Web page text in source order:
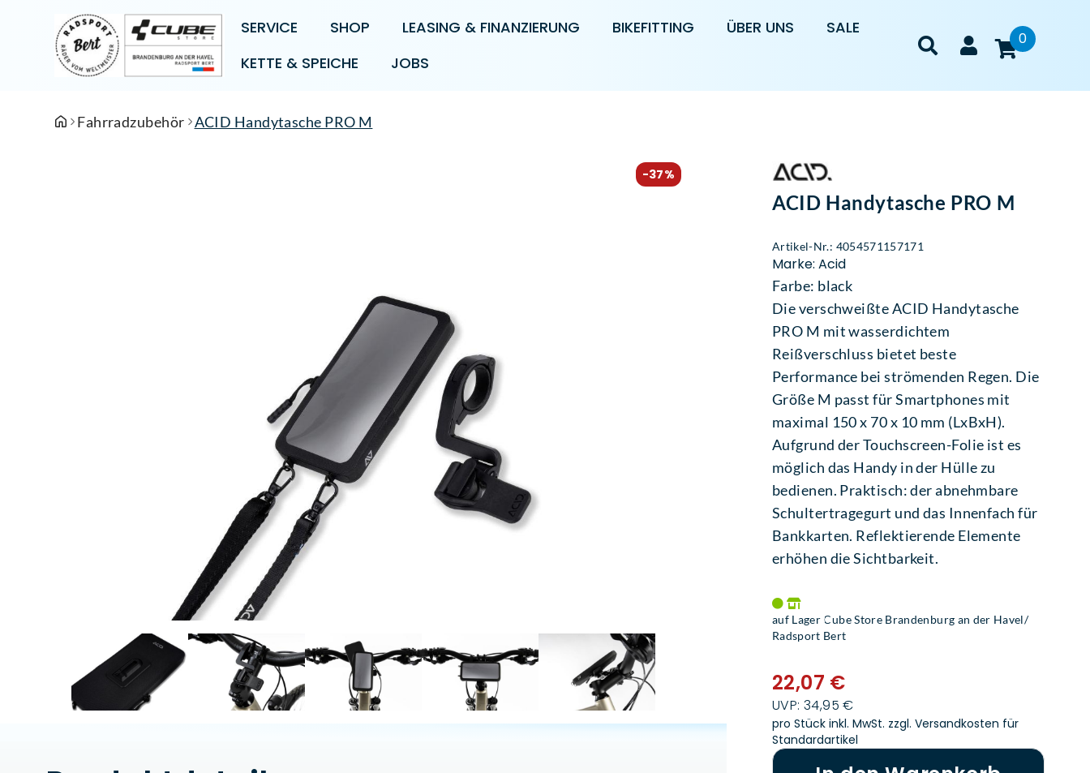
SERVICE SHOP LEASING & FINANZIERUNG BIKEFITTING ÜBER UNS
SALE
KETTE & SPEICHE
JOBS
0
Fahrradzubehör ACID Handytasche PRO M
-37%
ACID Handytasche PRO M
Artikel-Nr.: 4054571157171
Marke: Acid
Farbe: black
Die verschweißte ACID Handytasche
PRO M mit wasserdichtem
Reißverschluss bietet beste
Performance bei strömenden Regen. Die
Größe M passt für Smartphones mit
maximal 150 x 70 x 10 mm (LxBxH).
Aufgrund der Touchscreen-Folie ist es
möglich das Handy in der Hülle zu
bedienen. Praktisch: der abnehmbare
Schultertragegurt und das Innenfach für
Bankkarten. Reflektierende Elemente
erhöhen die Sichtbarkeit.
auf Lager Cube Store Brandenburg an der Havel/
Radsport Bert
22,07 €
UVP: 34,95 €
pro Stück inkl. MwSt. zzgl. Versandkosten für
Standardartikel